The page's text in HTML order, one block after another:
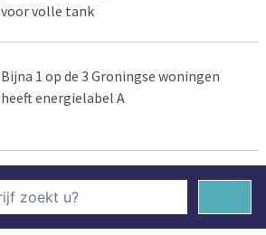
voor volle tank
Bijna 1 op de 3 Groningse woningen
heeft energielabel A